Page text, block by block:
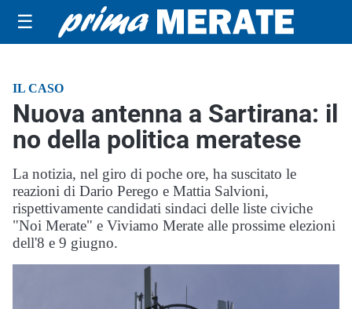
☰
IL CASO
Nuova antenna a Sartirana: il
no della politica meratese
La notizia, nel giro di poche ore, ha suscitato le
reazioni di Dario Perego e Mattia Salvioni,
rispettivamente candidati sindaci delle liste civiche
"Noi Merate" e Viviamo Merate alle prossime elezioni
dell'8 e 9 giugno.